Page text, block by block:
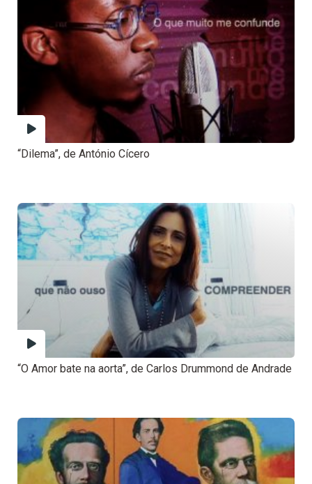
“Dilema”, de António Cícero
“O Amor bate na aorta”, de Carlos Drummond de Andrade